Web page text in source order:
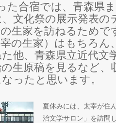
た合宿では、青森県
文化祭の展示発表の
の生家を訪ねるためで
の生家）はもちろん
他、青森県立近代文
生原稿を見るなど、
なったと思います。
夏休みには、太宰が住
治文学サロン」を訪問